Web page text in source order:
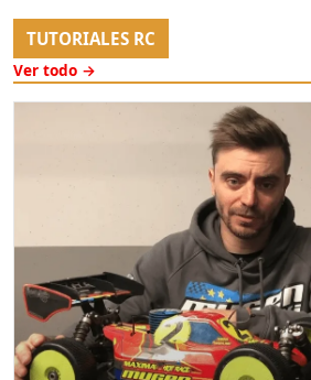
TUTORIALES RC
Ver todo →